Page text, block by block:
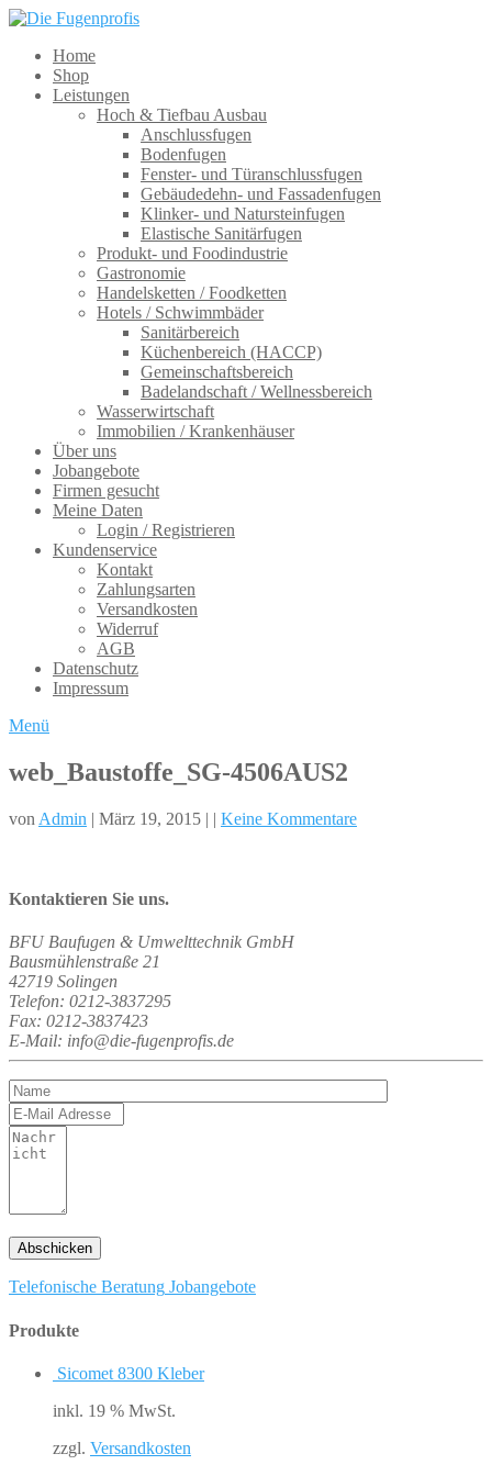
Home
Shop
Leistungen
Hoch & Tiefbau Ausbau
Anschlussfugen
Bodenfugen
Fenster- und Türanschlussfugen
Gebäudedehn- und Fassadenfugen
Klinker- und Natursteinfugen
Elastische Sanitärfugen
Produkt- und Foodindustrie
Gastronomie
Handelsketten / Foodketten
Hotels / Schwimmbäder
Sanitärbereich
Küchenbereich (HACCP)
Gemeinschaftsbereich
Badelandschaft / Wellnessbereich
Wasserwirtschaft
Immobilien / Krankenhäuser
Über uns
Jobangebote
Firmen gesucht
Meine Daten
Login / Registrieren
Kundenservice
Kontakt
Zahlungsarten
Versandkosten
Widerruf
AGB
Datenschutz
Impressum
Menü
web_Baustoffe_SG-4506AUS2
von Admin | März 19, 2015 | | Keine Kommentare
Kontaktieren Sie uns.
BFU Baufugen & Umwelttechnik GmbH
Bausmühlenstraße 21
42719 Solingen
Telefon: 0212-3837295
Fax: 0212-3837423
E-Mail: info@die-fugenprofis.de
Telefonische Beratung Jobangebote
Produkte
Sicomet 8300 Kleber
inkl. 19 % MwSt.
zzgl. Versandkosten